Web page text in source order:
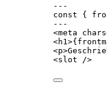
---
const {
---
<meta
<h1 >{
<p>
<slot />